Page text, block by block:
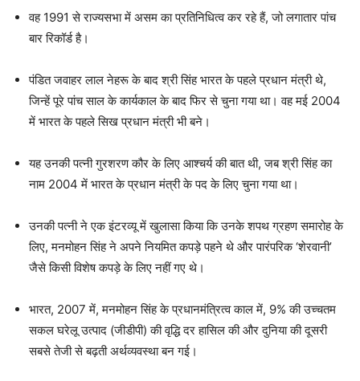
वह 1991 से राज्यसभा में असम का प्रतिनिधित्व कर रहे हैं, जो लगातार पांच
बार रिकॉर्ड है।
पंडित जवाहर लाल नेहरू के बाद श्री सिंह भारत के पहले प्रधान मंत्री थे,
जिन्हें पूरे पांच साल के कार्यकाल के बाद फिर से चुना गया था। वह मई 2004
में भारत के पहले सिख प्रधान मंत्री भी बने।
यह उनकी पत्नी गुरशरण कौर के लिए आश्चर्य की बात थी, जब श्री सिंह का
नाम 2004 में भारत के प्रधान मंत्री के पद के लिए चुना गया था।
उनकी पत्नी ने एक इंटरव्यू में खुलासा किया कि उनके शपथ ग्रहण समारोह के
लिए, मनमोहन सिंह ने अपने नियमित कपड़े पहने थे और पारंपरिक ‘शेरवानी’
जैसे किसी विशेष कपड़े के लिए नहीं गए थे।
भारत, 2007 में, मनमोहन सिंह के प्रधानमंत्रित्व काल में, 9% की उच्चतम
सकल घरेलू उत्पाद (जीडीपी) की वृद्धि दर हासिल की और दुनिया की दूसरी
सबसे तेजी से बढ़ती अर्थव्यवस्था बन गई।